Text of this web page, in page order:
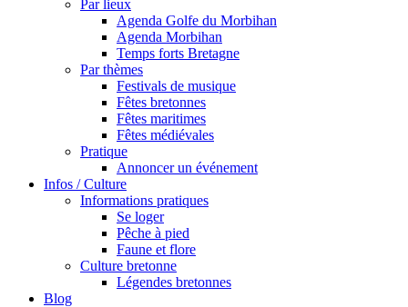
Par lieux
Agenda Golfe du Morbihan
Agenda Morbihan
Temps forts Bretagne
Par thèmes
Festivals de musique
Fêtes bretonnes
Fêtes maritimes
Fêtes médiévales
Pratique
Annoncer un événement
Infos / Culture
Informations pratiques
Se loger
Pêche à pied
Faune et flore
Culture bretonne
Légendes bretonnes
Blog